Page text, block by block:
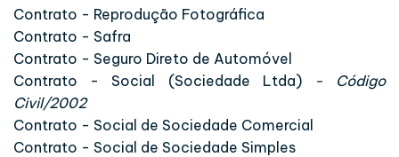
Contrato - Reprodução Fotográfica
Contrato - Safra
Contrato - Seguro Direto de Automóvel
Contrato - Social (Sociedade Ltda)
- Código
Civil/2002
Contrato - Social de Sociedade Comercial
Contrato - Social de Sociedade Simples